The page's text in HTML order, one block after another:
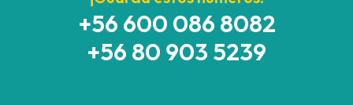
+56 600 086 8082
+56 80 903 5239